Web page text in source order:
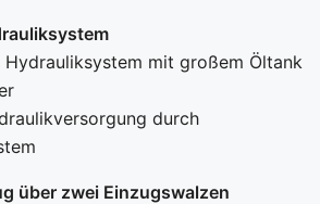
mit großem Öltank
durch
über zwei Einzugswalzen